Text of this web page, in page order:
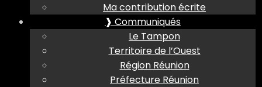
Ma contribution écrite
❱ Communiqués
Le Tampon
Territoire de l’Ouest
Région Réunion
Préfecture Réunion